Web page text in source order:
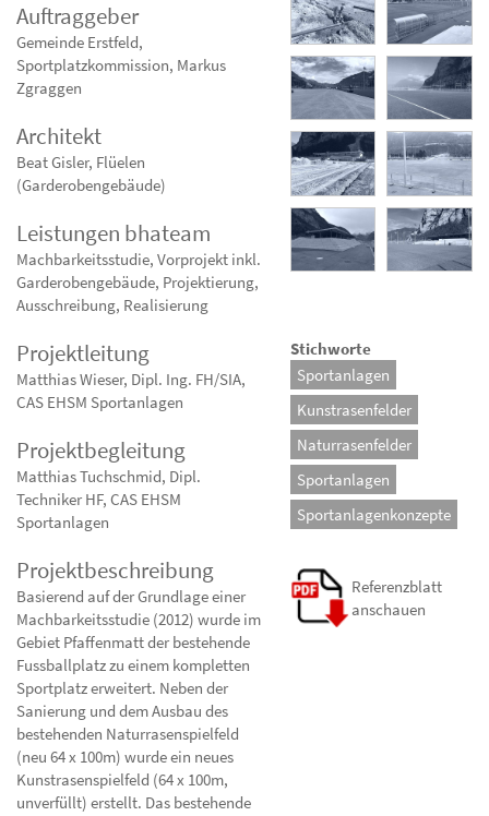
Auftraggeber
Gemeinde Erstfeld,
Sportplatzkommission, Markus
Zgraggen
Architekt
Beat Gisler, Flüelen
(Garderobengebäude)
Leistungen bhateam
Machbarkeitsstudie, Vorprojekt inkl.
Garderobengebäude, Projektierung,
Ausschreibung, Realisierung
Projektleitung
Matthias Wieser, Dipl. Ing. FH/SIA,
CAS EHSM Sportanlagen
Projektbegleitung
Matthias Tuchschmid, Dipl.
Techniker HF, CAS EHSM
Sportanlagen
Projektbeschreibung
Basierend auf der Grundlage einer
Machbarkeitsstudie (2012) wurde im
Gebiet Pfaffenmatt der bestehende
Fussballplatz zu einem kompletten
Sportplatz erweitert. Neben der
Sanierung und dem Ausbau des
bestehenden Naturrasenspielfeld
(neu 64 x 100m) wurde ein neues
Kunstrasenspielfeld (64 x 100m,
unverfüllt) erstellt. Das bestehende
Stichworte
Sportanlagen
Kunstrasenfelder
Naturrasenfelder
Sportanlagen
Sportanlagenkonzepte
Referenzblatt
anschauen